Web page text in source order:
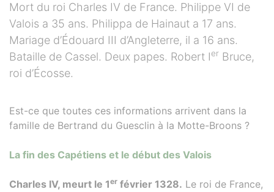
Mort du roi Charles IV de France. Philippe VI de
Valois a 35 ans. Philippa de Hainaut a 17 ans.
Mariage d’Édouard III d’Angleterre, il a 16 ans.
Bataille de Cassel. Deux papes. Robert Ier Bruce,
roi d’Écosse.
Est-ce que toutes ces informations arrivent dans la
famille de Bertrand du Guesclin à la Motte-Broons ?
La fin des Capétiens et le début des Valois
Charles IV, meurt le 1er février 1328. Le roi de France,